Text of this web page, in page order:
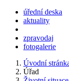
úřední deska
aktuality
zpravodaj
fotogalerie
Úvodní
Úřad